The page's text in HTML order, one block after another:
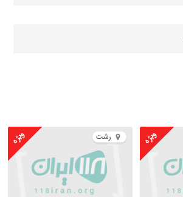
ویژه رشت ویژه